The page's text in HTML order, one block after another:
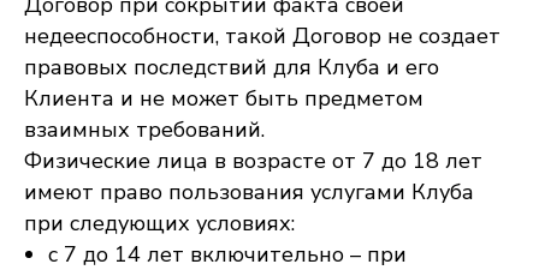
недееспособности, такой Договор не создает
правовых последствий для Клуба и его
Клиента и не может быть предметом
взаимных требований.
Физические лица в возрасте от 7 до 18 лет
имеют право пользования услугами Клуба
при следующих условиях:
с 7 до 14 лет включительно – при